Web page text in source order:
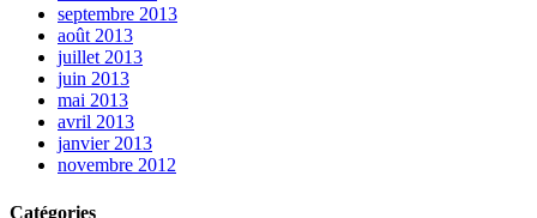
septembre 2013
août 2013
juillet 2013
juin 2013
mai 2013
avril 2013
janvier 2013
novembre 2012
Catégories